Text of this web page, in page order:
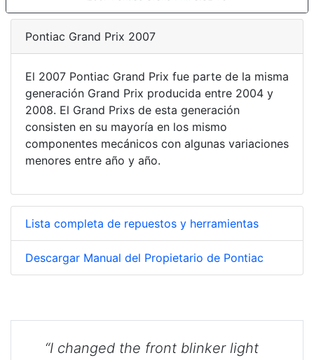
Pontiac Grand Prix 2007
El 2007 Pontiac Grand Prix fue parte de la misma
generación Grand Prix producida entre 2004 y
2008. El Grand Prixs de esta generación
consisten en su mayoría en los mismo
componentes mecánicos con algunas variaciones
menores entre año y año.
Lista completa de repuestos y herramientas
Descargar Manual del Propietario de Pontiac
“I changed the front blinker light